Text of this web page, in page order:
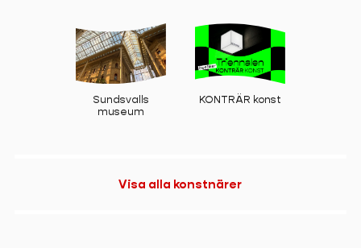
Sundsvalls
museum
KONTRÄR konst
Visa alla konstnärer